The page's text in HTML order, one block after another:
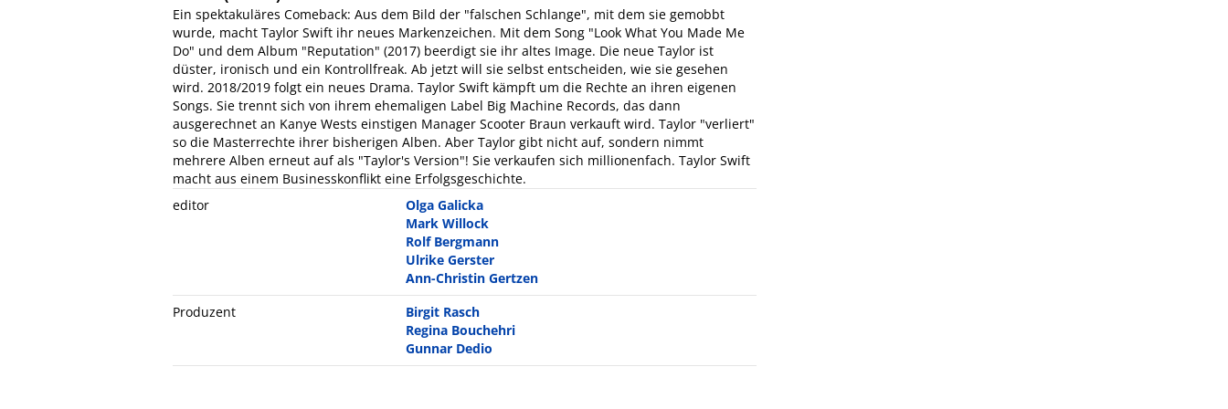
Ein spektakuläres Comeback: Aus dem Bild der "falschen Schlange", mit dem sie gemobbt
wurde, macht Taylor Swift ihr neues Markenzeichen. Mit dem Song "Look What You Made Me
Do" und dem Album "Reputation" (2017) beerdigt sie ihr altes Image. Die neue Taylor ist
düster, ironisch und ein Kontrollfreak. Ab jetzt will sie selbst entscheiden, wie sie gesehen
wird. 2018/2019 folgt ein neues Drama. Taylor Swift kämpft um die Rechte an ihren eigenen
Songs. Sie trennt sich von ihrem ehemaligen Label Big Machine Records, das dann
ausgerechnet an Kanye Wests einstigen Manager Scooter Braun verkauft wird. Taylor "verliert"
so die Masterrechte ihrer bisherigen Alben. Aber Taylor gibt nicht auf, sondern nimmt
mehrere Alben erneut auf als "Taylor's Version"! Sie verkaufen sich millionenfach. Taylor Swift
macht aus einem Businesskonflikt eine Erfolgsgeschichte.
editor
Olga Galicka
Mark Willock
Rolf Bergmann
Ulrike Gerster
Ann-Christin Gertzen
Produzent
Birgit Rasch
Regina Bouchehri
Gunnar Dedio